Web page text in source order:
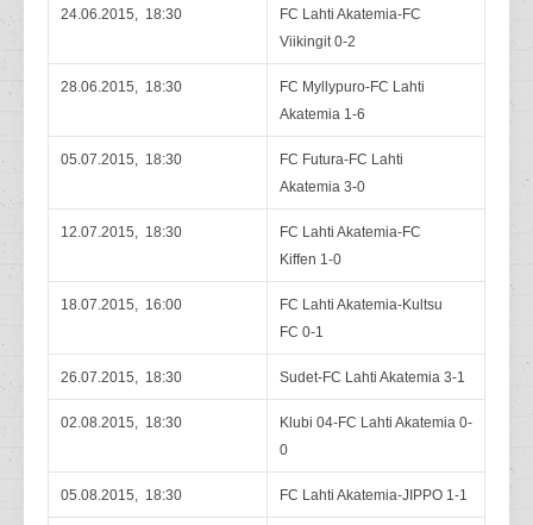
24.06.2015, 18:30
FC Lahti Akatemia-FC
Viikingit 0-2
28.06.2015, 18:30
FC Myllypuro-FC Lahti
Akatemia 1-6
05.07.2015, 18:30
FC Futura-FC Lahti
Akatemia 3-0
12.07.2015, 18:30
FC Lahti Akatemia-FC
Kiffen 1-0
18.07.2015, 16:00
FC Lahti Akatemia-Kultsu
FC 0-1
26.07.2015, 18:30 Sudet-FC Lahti Akatemia 3-1
02.08.2015, 18:30
Klubi 04-FC Lahti Akatemia 0-
0
05.08.2015, 18:30 FC Lahti Akatemia-JIPPO 1-1